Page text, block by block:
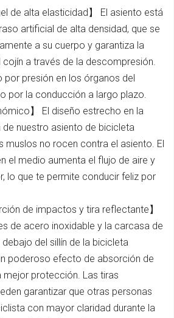
de alta elasticidad】 El asiento está
artificial de alta densidad, que se
a su cuerpo y garantiza la
a través de la descompresión.
por presión en los órganos del
por la conducción a largo plazo.
】 El diseño estrecho en la
de nuestro asiento de bicicleta
muslos no rocen contra el asiento. El
el medio aumenta el flujo de aire y
lo que te permite conducir feliz por
de impactos y tira reflectante】
de acero inoxidable y la carcasa de
del sillín de la bicicleta
poderoso efecto de absorción de
mejor protección. Las tiras
garantizar que otras personas
con mayor claridad durante la